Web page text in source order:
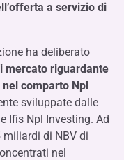
a servizio di
ha deliberato
mercato riguardante
comparto Npl
sviluppate dalle
Ifis Npl Investing. Ad
di NBV di
nel